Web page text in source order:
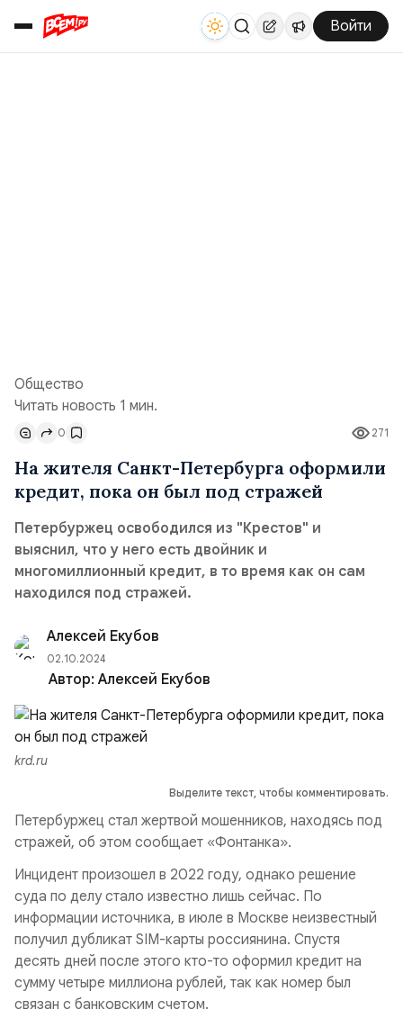
Войти
Общество
Читать новость 1 мин.
271
0
На жителя Санкт-Петербурга оформили
кредит, пока он был под стражей
Петербуржец освободился из "Крестов" и
выяснил, что у него есть двойник и
многомиллионный кредит, в то время как он сам
находился под стражей.
Алексей Екубов
02.10.2024
Автор: Алексей Екубов
krd.ru
Выделите текст, чтобы комментировать.
Петербуржец стал жертвой мошенников, находясь под
стражей, об этом сообщает «Фонтанка».
Инцидент произошел в 2022 году, однако решение
суда по делу стало известно лишь сейчас. По
информации источника, в июле в Москве неизвестный
получил дубликат SIM-карты россиянина. Спустя
десять дней после этого кто-то оформил кредит на
сумму четыре миллиона рублей, так как номер был
связан с банковским счетом.